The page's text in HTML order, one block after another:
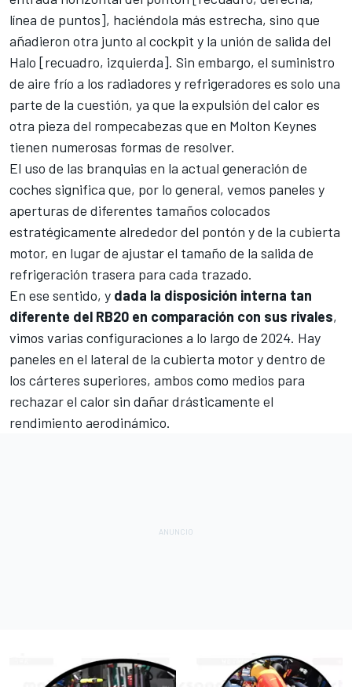
línea de puntos], haciéndola más estrecha, sino que
añadieron otra junto al cockpit y la unión de salida del
Halo [recuadro, izquierda]. Sin embargo, el suministro
de aire frío a los radiadores y refrigeradores es solo una
parte de la cuestión, ya que la expulsión del calor es
otra pieza del rompecabezas que en Molton Keynes
tienen numerosas formas de resolver.
El uso de las branquias en la actual generación de
coches significa que, por lo general, vemos paneles y
aperturas de diferentes tamaños colocados
estratégicamente alrededor del pontón y de la cubierta
motor, en lugar de ajustar el tamaño de la salida de
refrigeración trasera para cada trazado.
En ese sentido, y dada la disposición interna tan
diferente del RB20 en comparación con sus rivales,
vimos varias configuraciones a lo largo de 2024. Hay
paneles en el lateral de la cubierta motor y dentro de
los cárteres superiores, ambos como medios para
rechazar el calor sin dañar drásticamente el
rendimiento aerodinámico.